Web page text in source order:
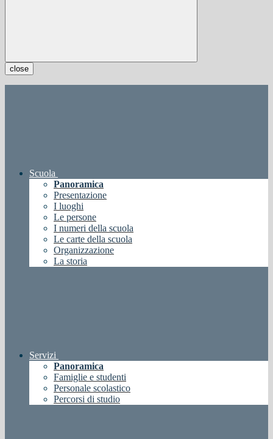
close
Scuola
Panoramica
Presentazione
I luoghi
Le persone
I numeri della scuola
Le carte della scuola
Organizzazione
La storia
Servizi
Panoramica
Famiglie e studenti
Personale scolastico
Percorsi di studio